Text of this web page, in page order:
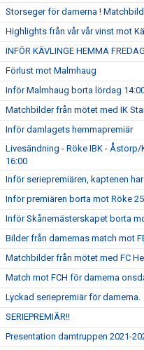
Storseger för damerna !
Highlights från vår vår vinst mot
INFÖR KÄVLINGE HEMMA
Förlust mot Malmhaug
Inför Malmhaug borta lördag
Matchbilder från mötet med IK
Inför damlagets hemmapremiär
Livesändning - Röke IBK - Åstorp/
16:00
Inför seriepremiären, kaptenen
Inför premiären borta mot Röke
Inför Skånemästerskapet borta
Bilder från damernas match mot
Matchbilder från mötet med FC
Match mot FCH för damerna
Lyckad seriepremiär för damerna.
SERIEPREMIÄR!!
Presentation damtruppen 2021-